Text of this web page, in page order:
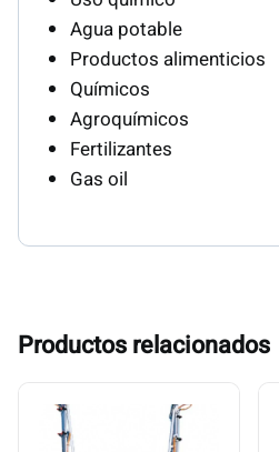
Agua potable
Productos alimenticios
Químicos
Agroquímicos
Fertilizantes
Gas oil
Productos relacionados